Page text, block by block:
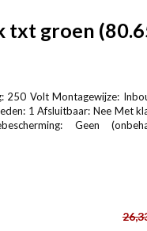
txt groen
250 Volt Montagewijze:
1 Afsluitbaar: Nee Met
Geen